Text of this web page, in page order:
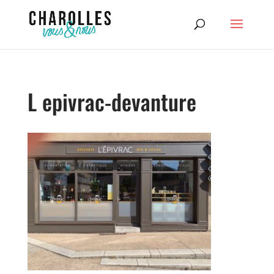
L epivrac-devanture